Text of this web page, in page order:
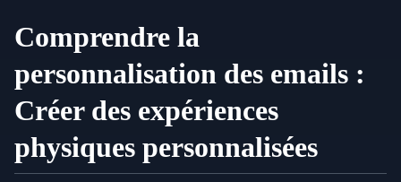
Comprendre la
personnalisation des emails :
Créer des expériences
physiques personnalisées